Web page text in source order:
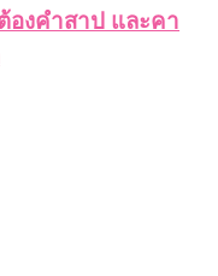
องคำสาป และคา